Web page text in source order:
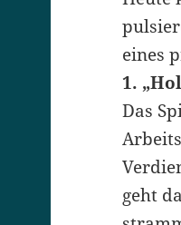
eines
1.
Das
geht